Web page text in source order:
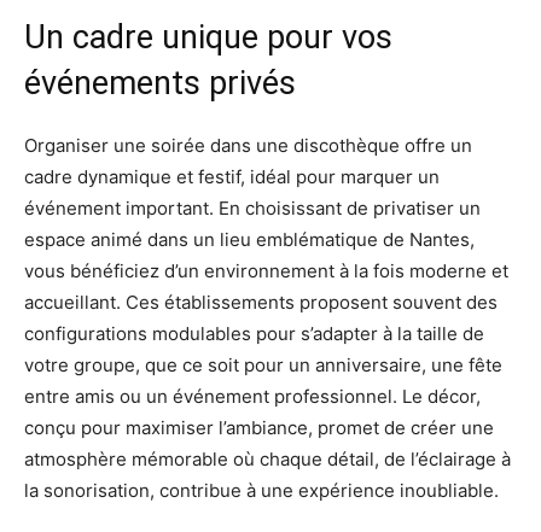
Un cadre unique pour vos
événements privés
Organiser une soirée dans une discothèque offre un
cadre dynamique et festif, idéal pour marquer un
événement important. En choisissant de privatiser un
espace animé dans un lieu emblématique de Nantes,
vous bénéficiez d’un environnement à la fois moderne et
accueillant. Ces établissements proposent souvent des
configurations modulables pour s’adapter à la taille de
votre groupe, que ce soit pour un anniversaire, une fête
entre amis ou un événement professionnel. Le décor,
conçu pour maximiser l’ambiance, promet de créer une
atmosphère mémorable où chaque détail, de l’éclairage à
la sonorisation, contribue à une expérience inoubliable.